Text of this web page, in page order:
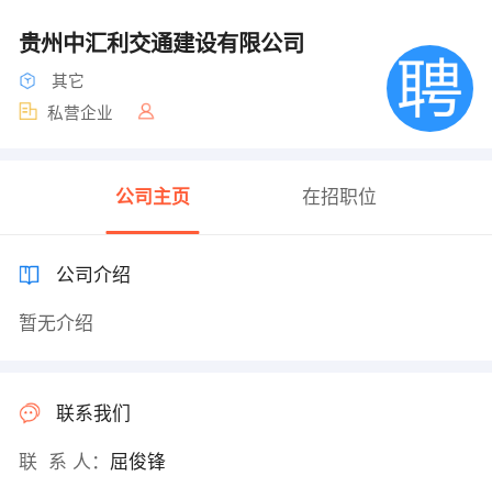
贵州中汇利交通建设有限公司
其它
私营企业
公司主页 在招职位
公司介绍
暂无介绍
联系我们
联 系 人： 屈俊锋